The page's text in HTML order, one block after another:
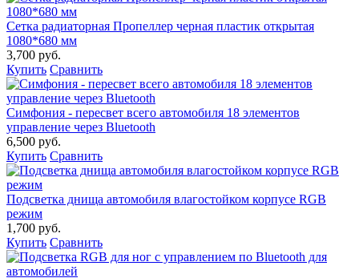
Сетка радиаторная Пропеллер черная пластик открытая
1080*680 мм
3,700 руб.
Купить Сравнить
Симфония - пересвет всего автомобиля 18 элементов
управление через Bluetooth
6,500 руб.
Купить Сравнить
Подсветка днища автомобиля влагостойком корпусе RGB
режим
1,700 руб.
Купить Сравнить